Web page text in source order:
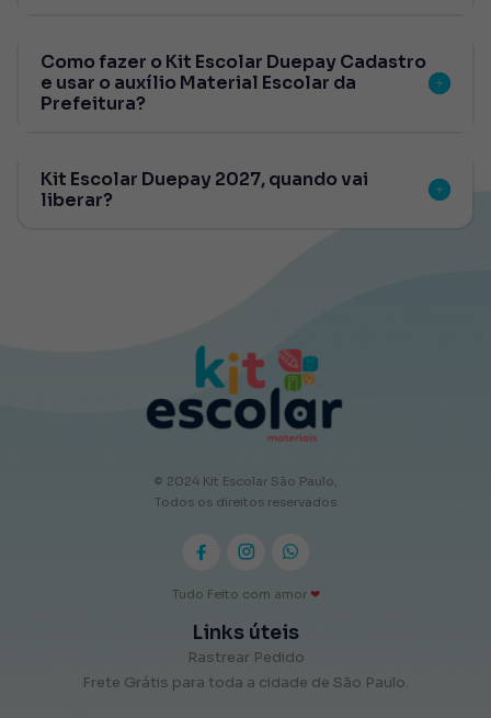
Como fazer o Kit Escolar Duepay Cadastro
e usar o auxílio Material Escolar da
Prefeitura?
Kit Escolar Duepay 2027, quando vai
liberar?
© 2024 Kit Escolar São Paulo,
Todos os direitos reservados
Tudo Feito com amor ❤
Links úteis
Rastrear Pedido
Frete Grátis para toda a cidade de São Paulo.